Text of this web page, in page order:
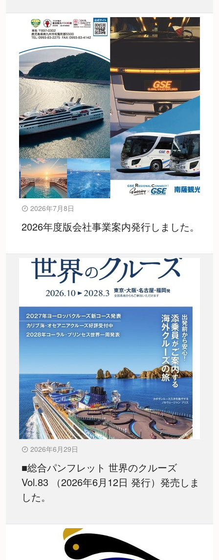
2026年7月8日
2026年度版会社事業案内発行しました。
2026年6月29日
■総合パンフレット 世界のクルーズ
Vol.83 （2026年6月12日 発行）発売しま
した。